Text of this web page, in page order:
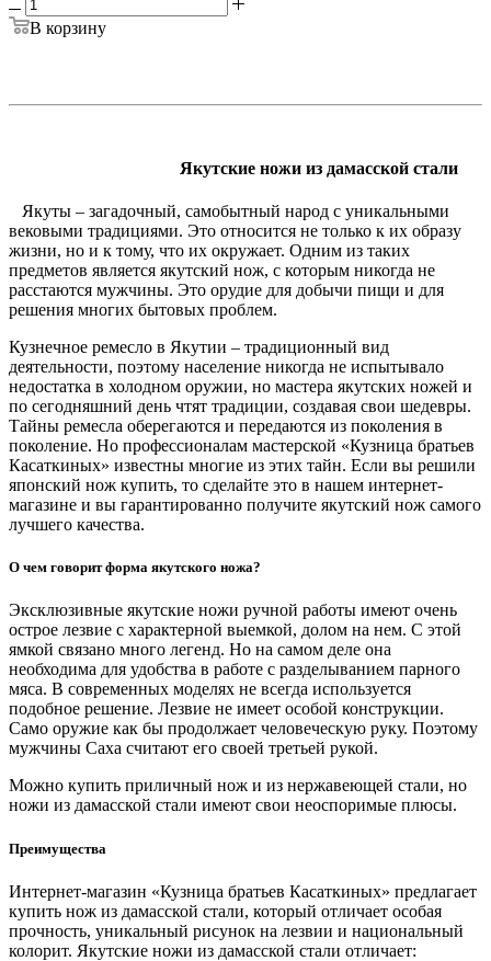
В корзину
Якутские ножи из дамасской стали
Якуты – загадочный, самобытный народ с уникальными
вековыми традициями. Это относится не только к их образу
жизни, но и к тому, что их окружает. Одним из таких
предметов является якутский нож, с которым никогда не
расстаются мужчины. Это орудие для добычи пищи и для
решения многих бытовых проблем.
Кузнечное ремесло в Якутии – традиционный вид
деятельности, поэтому население никогда не испытывало
недостатка в холодном оружии, но мастера якутских ножей и
по сегодняшний день чтят традиции, создавая свои шедевры.
Тайны ремесла оберегаются и передаются из поколения в
поколение. Но профессионалам мастерской «Кузница братьев
Касаткиных» известны многие из этих тайн. Если вы решили
японский нож купить, то сделайте это в нашем интернет-
магазине и вы гарантированно получите якутский нож самого
лучшего качества.
О чем говорит форма якутского ножа?
Эксклюзивные якутские ножи ручной работы имеют очень
острое лезвие с характерной выемкой, долом на нем. С этой
ямкой связано много легенд. Но на самом деле она
необходима для удобства в работе с разделыванием парного
мяса. В современных моделях не всегда используется
подобное решение. Лезвие не имеет особой конструкции.
Само оружие как бы продолжает человеческую руку. Поэтому
мужчины Саха считают его своей третьей рукой.
Можно купить приличный нож и из нержавеющей стали, но
ножи из дамасской стали имеют свои неоспоримые плюсы.
Преимущества
Интернет-магазин «Кузница братьев Касаткиных» предлагает
купить нож из дамасской стали, который отличает особая
прочность, уникальный рисунок на лезвии и национальный
колорит. Якутские ножи из дамасской стали отличает: